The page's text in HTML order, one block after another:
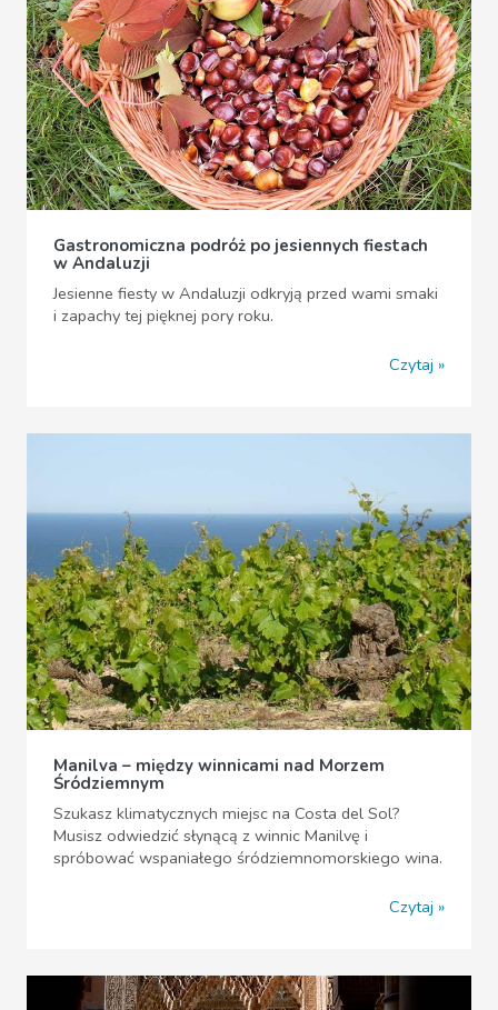
Gastronomiczna podróż po jesiennych fiestach
w Andaluzji
Jesienne fiesty w Andaluzji odkryją przed wami smaki
i zapachy tej pięknej pory roku.
Czytaj
Manilva – między winnicami nad Morzem
Śródziemnym
Szukasz klimatycznych miejsc na Costa del Sol?
Musisz odwiedzić słynącą z winnic Manilvę i
spróbować wspaniałego śródziemnomorskiego wina.
Czytaj